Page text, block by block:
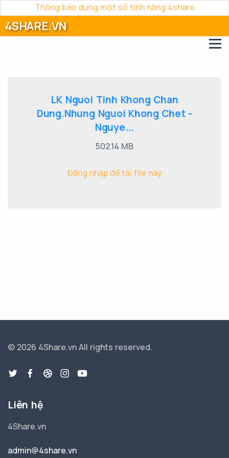
Thông báo dừng một số tính năng 4share
4SHARE.VN
LK Nguoi Tinh Khong Chan
Dung.Nhung Nguoi Khong Chet -
Nguye...
502.14 MB
Đăng nhập để tải file này
© 2026 4Share.vnAll rights reserved.
Liên hệ
4Share.vn
admin@4share.vn